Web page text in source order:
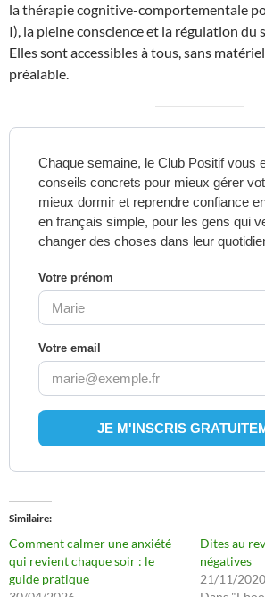
la thérapie cognitive-comportementale
I), la pleine conscience et la régulation du
Elles sont accessibles à tous, sans
préalable.
Chaque semaine, le Club Positif vous
conseils concrets pour mieux gérer
mieux dormir et reprendre confiance
en français simple, pour les gens qui
changer des choses dans leur
Votre prénom
Votre email
Similaire
Comment calmer une anxiété
qui revient chaque soir : le
guide pratique
Dites au
négatives
21/11/2020